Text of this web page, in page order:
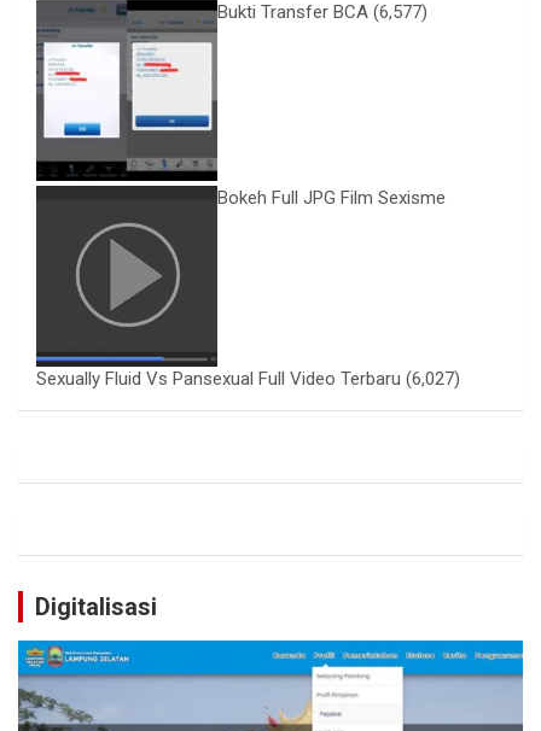
Bukti Transfer BCA (6,577)
Bokeh Full JPG Film Sexisme
Sexually Fluid Vs Pansexual Full Video Terbaru (6,027)
Digitalisasi